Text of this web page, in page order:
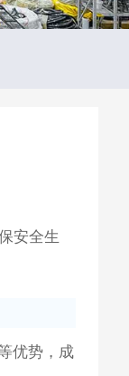
安全生
优势，成